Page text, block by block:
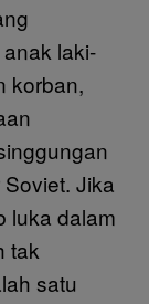
laki-
korban,
Jika
luka dalam
tak
satu